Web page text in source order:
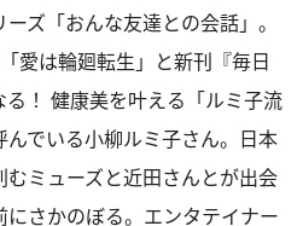
ズ「おんな友達との会話」。
愛は輪廻転生」と新刊『毎日
！ 健康美を叶える「ルミ子流
でいる小柳ルミ子さん。日本
ミューズと近田さんとが出会
さかのぼる。エンタテイナー